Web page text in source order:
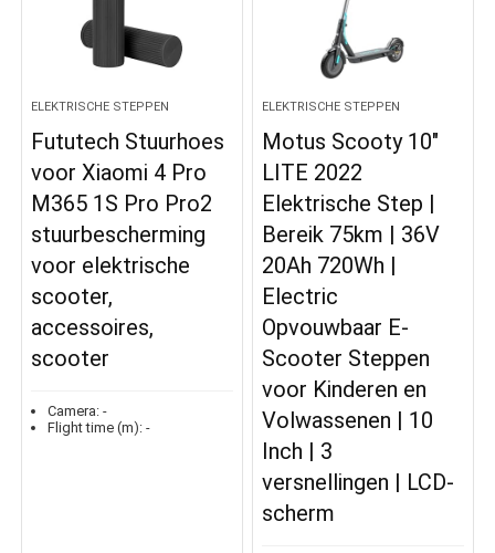
ELEKTRISCHE STEPPEN
Fututech Stuurhoes
voor Xiaomi 4 Pro
M365 1S Pro Pro2
stuurbescherming
voor elektrische
scooter,
accessoires,
scooter
Camera: -
Flight time (m): -
ELEKTRISCHE STEPPEN
Motus Scooty 10″
LITE 2022
Elektrische Step |
Bereik 75km | 36V
20Ah 720Wh |
Electric
Opvouwbaar E-
Scooter Steppen
voor Kinderen en
Volwassenen | 10
Inch | 3
versnellingen | LCD-
scherm